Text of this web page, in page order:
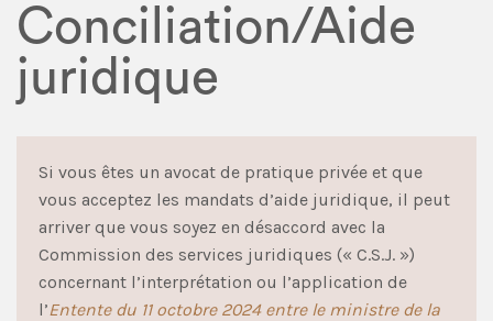
Conciliation/Aide
juridique
Si vous êtes un avocat de pratique privée et que
vous acceptez les mandats d’aide juridique, il peut
arriver que vous soyez en désaccord avec la
Commission des services juridiques (« C.S.J. »)
concernant l’interprétation ou l’application de
l’Entente du 11 octobre 2024 entre le ministre de la